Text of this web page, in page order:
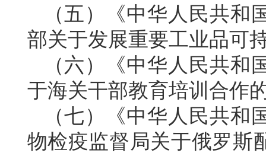
（五）《中华人民共
部关于发展重要工业品可
（六）《中华人民共
于海关干部教育培训合作
（七）《中华人民共
物检疫监督局关于俄罗斯